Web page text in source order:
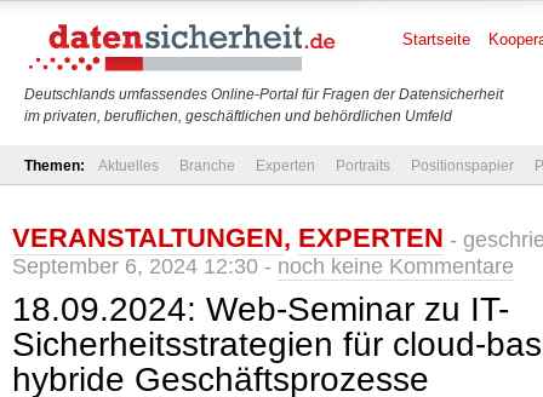
Deutschlands umfassendes Online-Portal für Fragen der Datensicherheit
im privaten, beruflichen, geschäftlichen und behördlichen Umfeld
Startseite
Themen: Aktuelles Branche Experten Portraits Positionspapier
VERANSTALTUNGEN, EXPERTEN -
September 6, 2024 12:30 - noch keine Kommentare
18.09.2024: Web-Seminar zu IT-
Sicherheitsstrategien für cloud-
hybride Geschäftsprozesse